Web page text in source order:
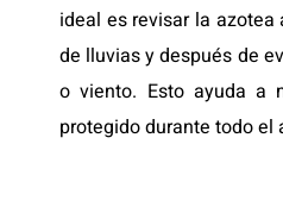
ideal es revisar la
de lluvias y después de
o viento. Esto ayuda a
protegido durante todo el